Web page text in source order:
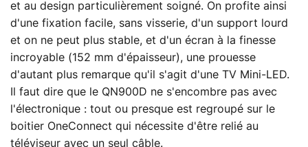
et au design particulièrement soigné. On profite ainsi
d'une fixation facile, sans visserie, d'un support lourd
et on ne peut plus stable, et d'un écran à la finesse
incroyable (152 mm d'épaisseur), une prouesse
d'autant plus remarque qu'il s'agit d'une TV Mini-LED.
Il faut dire que le QN900D ne s'encombre pas avec
l'électronique : tout ou presque est regroupé sur le
boitier OneConnect qui nécessite d'être relié au
téléviseur avec un seul câble.